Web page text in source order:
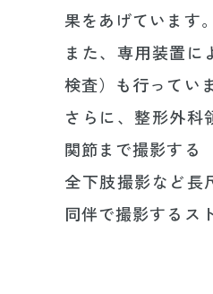
果をあげています。
また、専用装置
検査）も行ってい
さらに、整形外科
関節まで撮影する
全下肢撮影など長
同伴で撮影するス